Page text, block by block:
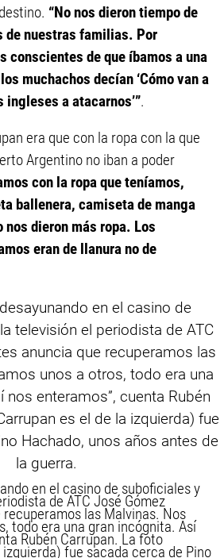
“No nos dieron tiempo de
de nuestras familias. Por
conscientes de que íbamos a una
muchachos decían ‘Cómo van a
a atacarnos’”.
era que con la ropa con la que
Argentino no iban a poder
con la ropa que teníamos,
ballenera, camiseta de manga
dieron más ropa. Los
eran de llanura no de
en el casino de suboficiales y
de ATC José Gómez
las Malvinas. Nos
todo era una gran incógnita. Así
Rubén Carrupan. La foto
fue sacada cerca de Pino